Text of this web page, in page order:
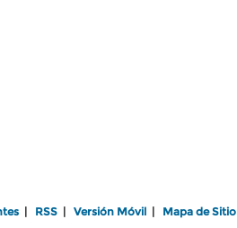
RSS Versión Móvil Mapa de Sitio